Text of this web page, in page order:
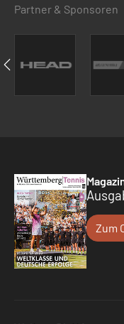
Partner & Sponsoren
Zum